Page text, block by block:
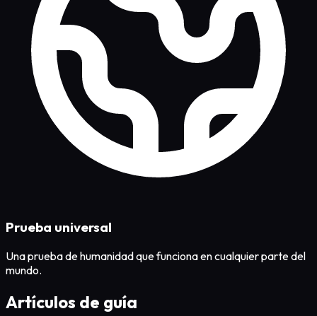
Prueba universal
Una prueba de humanidad que funciona en cualquier parte del
mundo.
Artículos de guía